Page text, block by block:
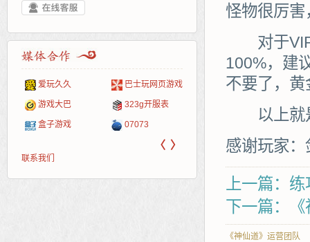
爱玩久久 巴士玩网页游戏
游戏大巴 323g开服表
盒子游戏 07073
页游网
新浪
网易
多玩
中华网
Cwan
游一游
40407
一游网
开服网
游戏
〈 〉
联系我们
怪物很厉
对于VIP
100%，建
不要了，
以上就是
感谢玩家
上一篇：
下一篇：
《神仙道》运营团队